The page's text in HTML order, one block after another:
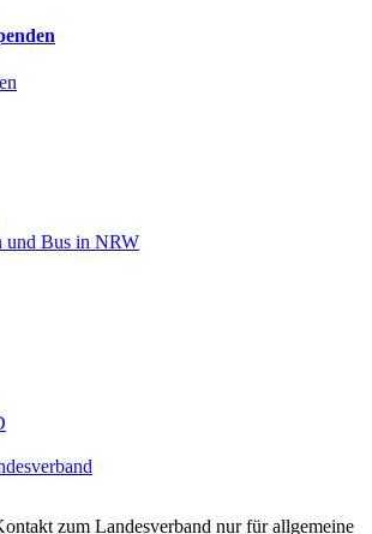
und Bus in NRW
zum Landesverband nur für allgemeine